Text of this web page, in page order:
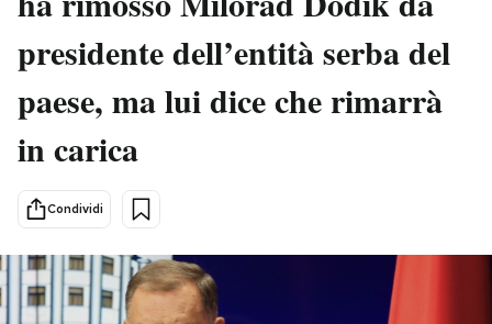
Politica
Tecnologia
Scienza
Cultura
Sport
Consumismi
Storie/Idee
Media
PODCAST
presidente dell’entità serba del
paese, ma lui dice che rimarrà
in carica
Condividi